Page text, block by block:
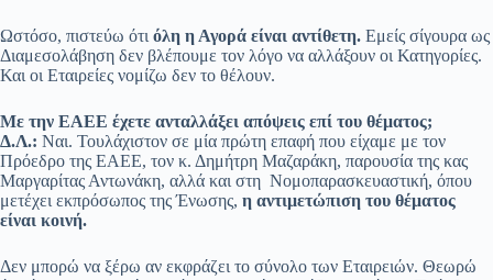
Ωστόσο, πιστεύω ότι όλη η Αγορά είναι αντίθετη. Εμείς σίγουρα ως
Διαμεσολάβηση δεν βλέπουμε τον λόγο να αλλάξουν οι Κατηγορίες.
Και οι Εταιρείες νομίζω δεν το θέλουν.
Με την ΕΑΕΕ έχετε ανταλλάξει απόψεις επί του θέματος;
Δ.Λ.: Ναι. Τουλάχιστον σε μία πρώτη επαφή που είχαμε με τον
Πρόεδρο της ΕΑΕΕ, τον κ. Δημήτρη Μαζαράκη, παρουσία της κας
Μαργαρίτας Αντωνάκη, αλλά και στη Νομοπαρασκευαστική, όπου
μετέχει εκπρόσωπος της Ένωσης, η αντιμετώπιση του θέματος
είναι κοινή.
Δεν μπορώ να ξέρω αν εκφράζει το σύνολο των Εταιρειών. Θεωρώ